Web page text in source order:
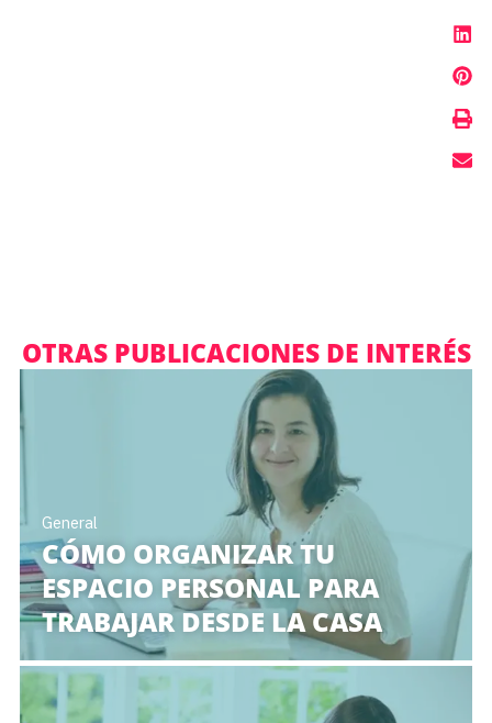
OTRAS PUBLICACIONES DE INTERÉS
General
CÓMO ORGANIZAR TU
ESPACIO PERSONAL PARA
TRABAJAR DESDE LA CASA